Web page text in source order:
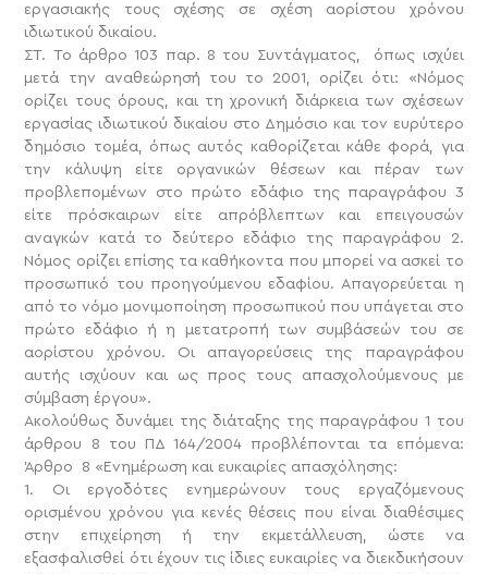
εργασιακής τους σχέσης σε σχέση αορίστου χρόνου
ιδιωτικού δικαίου.
ΣΤ. Το άρθρο 103 παρ. 8 του Συντάγματος, όπως ισχύει
μετά την αναθεώρησή του το 2001, ορίζει ότι: «Νόμος
ορίζει τους όρους, και τη χρονική διάρκεια των σχέσεων
εργασίας ιδιωτικού δικαίου στο Δημόσιο και τον ευρύτερο
δημόσιο τομέα, όπως αυτός καθορίζεται κάθε φορά, για
την κάλυψη είτε οργανικών θέσεων και πέραν των
προβλεπομένων στο πρώτο εδάφιο της παραγράφου 3
είτε πρόσκαιρων είτε απρόβλεπτων και επειγουσών
αναγκών κατά το δεύτερο εδάφιο της παραγράφου 2.
Νόμος ορίζει επίσης τα καθήκοντα που μπορεί να ασκεί το
προσωπικό του προηγούμενου εδαφίου. Απαγορεύεται η
από το νόμο μονιμοποίηση προσωπικού που υπάγεται στο
πρώτο εδάφιο ή η μετατροπή των συμβάσεών του σε
αορίστου χρόνου. Οι απαγορεύσεις της παραγράφου
αυτής ισχύουν και ως προς τους απασχολούμενους με
σύμβαση έργου».
Ακολούθως δυνάμει της διάταξης της παραγράφου 1 του
άρθρου 8 του ΠΔ 164/2004 προβλέπονται τα επόμενα:
Άρθρο 8 «Ενημέρωση και ευκαιρίες απασχόλησης:
1. Οι εργοδότες ενημερώνουν τους εργαζόμενους
ορισμένου χρόνου για κενές θέσεις που είναι διαθέσιμες
στην επιχείρηση ή την εκμετάλλευση, ώστε να
εξασφαλισθεί ότι έχουν τις ίδιες ευκαιρίες να διεκδικήσουν